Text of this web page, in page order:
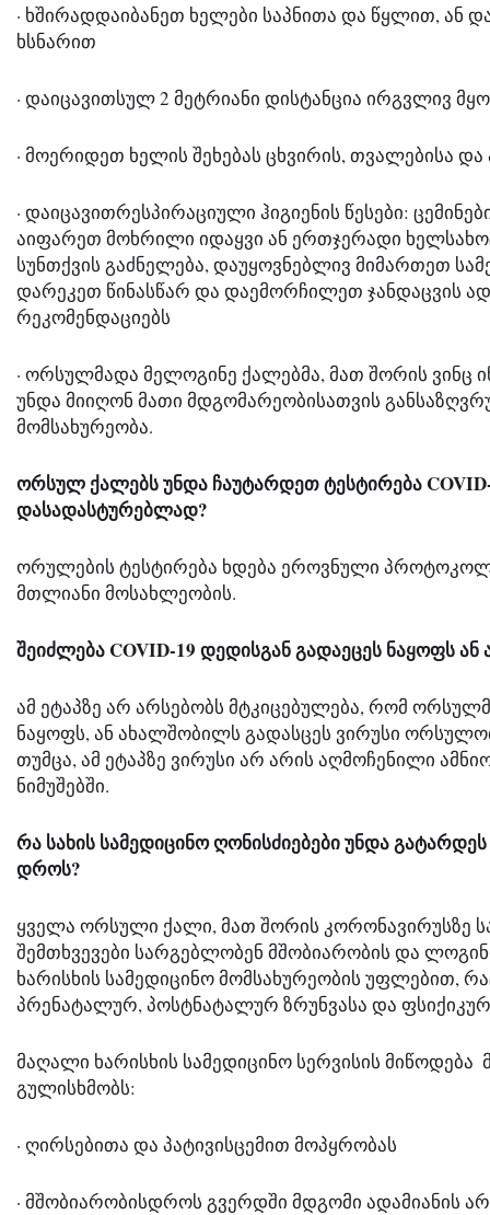
· ხშირადდაიბანეთ ხელები საპნითა და წყლით, ან
ხსნარით
· დაიცავითსულ 2 მეტრიანი დისტანცია ირგვლივ
· მოერიდეთ ხელის შეხებას ცხვირის, თვალებისა
· დაიცავითრესპირაციული ჰიგიენის წესები:
აიფარეთ მოხრილი იდაყვი ან ერთჯერადი
სუნთქვის გაძნელება, დაუყოვნებლივ მიმართეთ
დარეკეთ წინასწარ და დაემორჩილეთ ჯანდაცვის
რეკომენდაციებს
· ორსულმადა მელოგინე ქალებმა, მათ შორის ვინც
უნდა მიიღონ მათი მდგომარეობისათვის
მომსახურეობა.
ორსულ ქალებს უნდა ჩაუტარდეთ ტესტირება
დასადასტურებლად?
ორულების ტესტირება ხდება ეროვნული
მთლიანი მოსახლეობის.
შეიძლება COVID-19 დედისგან გადაეცეს ნაყოფს
ამ ეტაპზე არ არსებობს მტკიცებულება, რომ
ნაყოფს, ან ახალშობილს გადასცეს ვირუსი
თუმცა, ამ ეტაპზე ვირუსი არ არის აღმოჩენილი
ნიმუშებში.
რა სახის სამედიცინო ღონისძიებები უნდა
დროს?
ყველა ორსული ქალი, მათ შორის კორონავირუსზე
შემთხვევები სარგებლობენ მშობიარობის და
ხარისხის სამედიცინო მომსახურეობის უფლებით,
პრენატალურ, პოსტნატალურ ზრუნვასა და
მაღალი ხარისხის სამედიცინო სერვისის მიწოდება
გულისხმობს:
· ღირსებითა და პატივისცემით მოპყრობას
· მშობიარობისდროს გვერდში მდგომი ადამიანის